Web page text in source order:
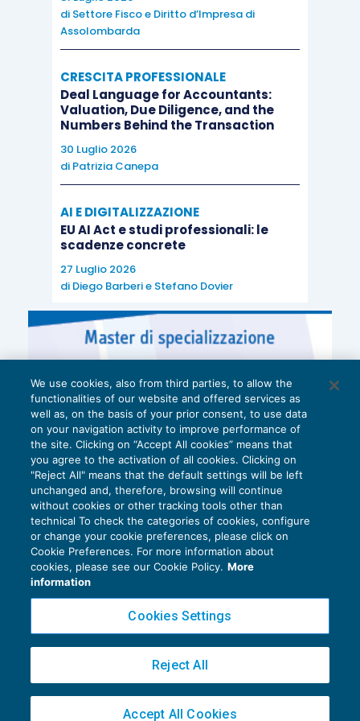
compilazione e presentazione del modello
di Settore Fisco e Diritto d’Impresa di
Assolombarda
CRESCITA PROFESSIONALE
Deal Language for Accountants:
Valuation, Due Diligence, and the
Numbers Behind the Transaction
30 Luglio 2026
di Patrizia Canepa
AI E DIGITALIZZAZIONE
EU AI Act e studi professionali: le
scadenze concrete
27 Luglio 2026
di Diego Barberie Stefano Dovier
Privacy Policy
Cookie Policy
Copyright 2016 ©Gruppo Euroconference S.p.A.v2.32.2
Piazza Luigi Einaudi, 10N01 - 20124 Milano - info@ecnews.it
02776120236
We use cookies, also from third parties, to allow the
functionalities of our website and offered services as
well as, on the basis of your prior consent, to use data
on your navigation activity to improve performance of
the site. Clicking on “Accept All cookies” means that
you agree to the activation of all cookies. Clicking on
"Reject All" means that the default settings will be left
unchanged and, therefore, browsing will continue
without cookies or other tracking tools other than
technical To check the categories of cookies, configure
or change your cookie preferences, please click on
Cookie Preferences. For more information about
cookies, please see our Cookie Policy. More
information
Cookies Settings
Reject All
Accept All Cookies